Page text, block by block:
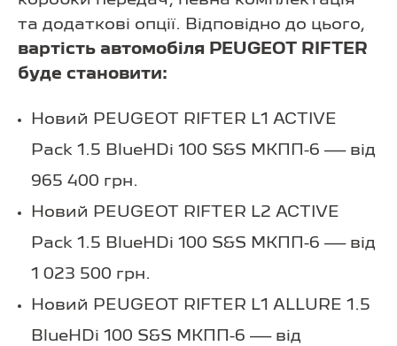
та додаткові опції. Відповідно до цього,
вартість автомобіля PEUGEOT RIFTER
буде становити:
Новий PEUGEOT RIFTER L1 ACTIVE
Pack 1.5 BlueHDi 100 S&S МКПП-6 — від
965 400 грн.
Новий PEUGEOT RIFTER L2 ACTIVE
Pack 1.5 BlueHDi 100 S&S МКПП-6 — від
1 023 500 грн.
Новий PEUGEOT RIFTER L1 ALLURE 1.5
BlueHDi 100 S&S МКПП-6 — від